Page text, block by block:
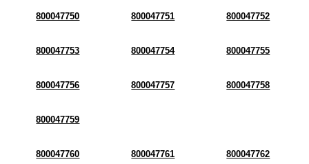
800047750 800047751 800047752
800047753 800047754 800047755
800047756 800047757 800047758
800047759
800047760 800047761 800047762